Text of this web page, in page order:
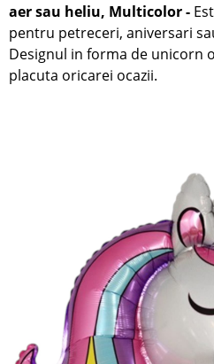
aer sau heliu, Multicolor-
pentru petreceri, aniversari
Designul in forma de unicorn
placuta oricarei ocazii.